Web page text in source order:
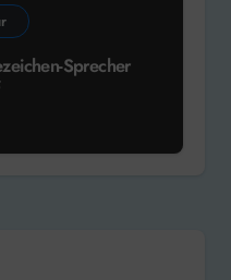
Sprecher